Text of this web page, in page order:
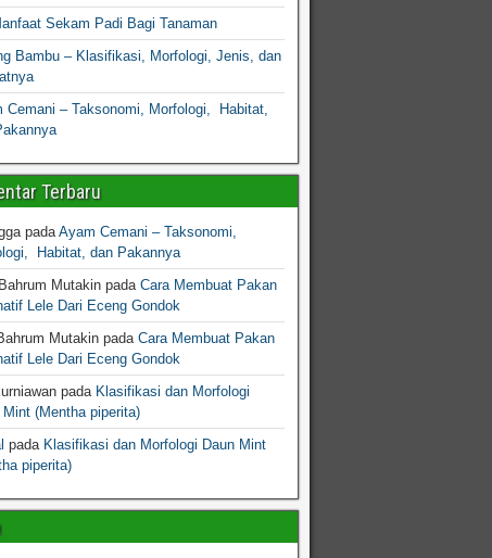
Sekam Padi Bagi Tanaman
Bambu – Klasifikasi, Morfologi, Jenis, dan
Cemani – Taksonomi, Morfologi, Habitat,
Terbaru
padaAyam Cemani – Taksonomi,
Habitat, dan Pakannya
Mutakinpada Cara Membuat Pakan
Lele Dari Eceng Gondok
Mutakinpada Cara Membuat Pakan
Lele Dari Eceng Gondok
pada Klasifikasi dan Morfologi
Mint (Mentha piperita)
pada Klasifikasi dan Morfologi Daun Mint
piperita)